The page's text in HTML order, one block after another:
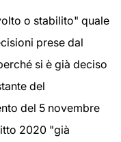
o stabilito" quale
prese dal
si è già deciso
del
del 5 novembre
2020 "già